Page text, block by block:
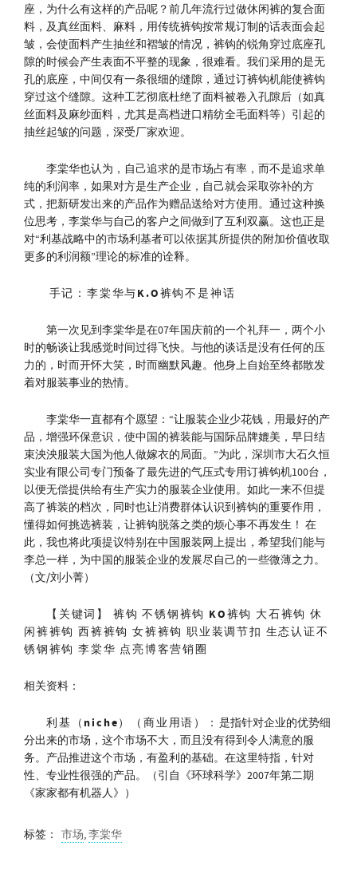
座，为什么有这样的产品呢？前几年流行过做休闲裤的复合面
料，及真丝面料、麻料，用传统裤钩按常规订制的话表面会起
皱，会使面料产生抽丝和褶皱的情况，裤钩的锐角穿过底座孔
隙的时候会产生表面不平整的现象，很难看。我们采用的是无
孔的底座，中间仅有一条很细的缝隙，通过订裤钩机能使裤钩
穿过这个缝隙。这种工艺彻底杜绝了面料被卷入孔隙后（如真
丝面料及麻纱面料，尤其是高档进口精纺全毛面料等）引起的
抽丝起皱的问题，深受厂家欢迎。
李棠华也认为，自己追求的是市场占有率，而不是追求单
纯的利润率，如果对方是生产企业，自己就会采取弥补的方
式，把新研发出来的产品作为赠品送给对方使用。通过这种换
位思考，李棠华与自己的客户之间做到了互利双赢。这也正是
对“利基战略中的市场利基者可以依据其所提供的附加价值收取
更多的利润额”理论的标准的诠释。
手记：李棠华与K.O裤钩不是神话
第一次见到李棠华是在07年国庆前的一个礼拜一，两个小
时的畅谈让我感觉时间过得飞快。与他的谈话是没有任何的压
力的，时而开怀大笑，时而幽默风趣。他身上自始至终都散发
着对服装事业的热情。
李棠华一直都有个愿望：“让服装企业少花钱，用最好的产
品，增强环保意识，使中国的裤装能与国际品牌媲美，早日结
束泱泱服装大国为他人做嫁衣的局面。”为此，深圳市大石久恒
实业有限公司专门预备了最先进的气压式专用订裤钩机100台，
以便无偿提供给有生产实力的服装企业使用。如此一来不但提
高了裤装的档次，同时也让消费群体认识到裤钩的重要作用，
懂得如何挑选裤装，让裤钩脱落之类的烦心事不再发生！ 在
此，我也将此项提议特别在中国服装网上提出，希望我们能与
李总一样，为中国的服装企业的发展尽自己的一些微薄之力。
（文/刘小菁）
【关键词】 裤钩 不锈钢裤钩 KO裤钩 大石裤钩 休
闲裤裤钩 西裤裤钩 女裤裤钩 职业装调节扣 生态认证不
锈钢裤钩 李棠华 点亮博客营销圈
相关资料：
利基（niche）（商业用语）： 是指针对企业的优势细
分出来的市场，这个市场不大，而且没有得到令人满意的服
务。产品推进这个市场，有盈利的基础。在这里特指，针对
性、专业性很强的产品。（引自《环球科学》2007年第二期
《家家都有机器人》）
标签： 市场,李棠华